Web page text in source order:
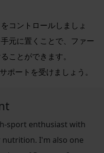
コントロールしましょ
元に置くことで、ファー
ことができます。
ポートを受けましょう。
sport enthusiast with
nutrition. I'm also one